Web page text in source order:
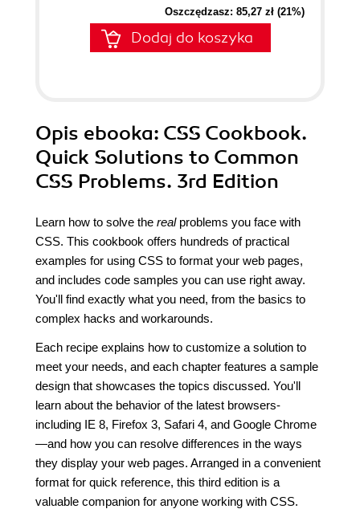
Oszczędzasz: 85,27 zł (21%)
Dodaj do koszyka
Opis ebooka: CSS Cookbook.
Quick Solutions to Common
CSS Problems. 3rd Edition
Learn how to solve the realproblems you face with
CSS. This cookbook offers hundreds of practical
examples for using CSS to format your web pages,
and includes code samples you can use right away.
You'll find exactly what you need, from the basics to
complex hacks and workarounds.
Each recipe explains how to customize a solution to
meet your needs, and each chapter features a sample
design that showcases the topics discussed. You'll
learn about the behavior of the latest browsers-
including IE 8, Firefox 3, Safari 4, and Google Chrome
—and how you can resolve differences in the ways
they display your web pages. Arranged in a convenient
format for quick reference, this third edition is a
valuable companion for anyone working with CSS.